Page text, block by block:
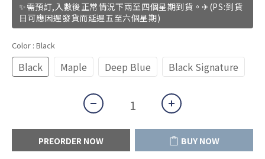
✨需預訂,入數後正常情況下兩至四個星期到貨。✈(PS:到貨
日可應因遲發貨而延遲五至六個星期)
Color : Black
Black Maple Deep Blue Black Signature
PREORDER NOW BUY NOW